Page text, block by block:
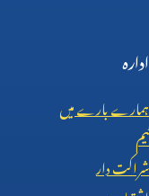
ادارہ
ہمارے بارے میں
ٹیم
شراکت دار